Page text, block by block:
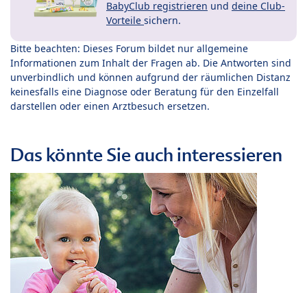
BabyClub registrieren und deine Club-
Vorteile sichern.
Bitte beachten: Dieses Forum bildet nur allgemeine
Informationen zum Inhalt der Fragen ab. Die Antworten sind
unverbindlich und können aufgrund der räumlichen Distanz
keinesfalls eine Diagnose oder Beratung für den Einzelfall
darstellen oder einen Arztbesuch ersetzen.
Das könnte Sie auch interessieren